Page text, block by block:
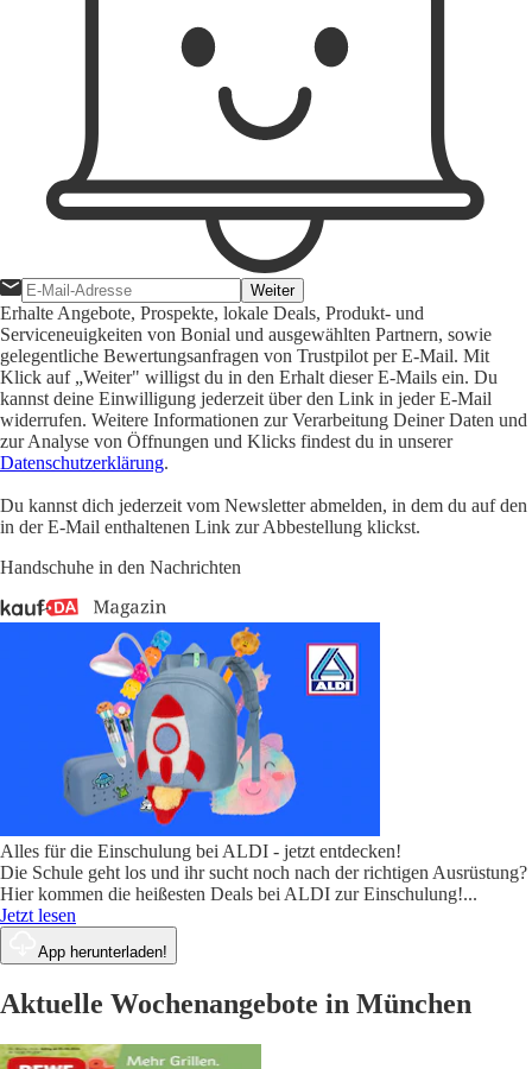
Weiter
Erhalte Angebote, Prospekte, lokale Deals, Produkt- und
Serviceneuigkeiten von Bonial und ausgewählten Partnern, sowie
gelegentliche Bewertungsanfragen von Trustpilot per E-Mail. Mit
Klick auf „Weiter" willigst du in den Erhalt dieser E-Mails ein. Du
kannst deine Einwilligung jederzeit über den Link in jeder E-Mail
widerrufen. Weitere Informationen zur Verarbeitung Deiner Daten und
zur Analyse von Öffnungen und Klicks findest du in unserer
Datenschutzerklärung.
Du kannst dich jederzeit vom Newsletter abmelden, in dem du auf den
in der E-Mail enthaltenen Link zur Abbestellung klickst.
Handschuhe in den Nachrichten
Alles für die Einschulung bei ALDI - jetzt entdecken!
Die Schule geht los und ihr sucht noch nach der richtigen Ausrüstung?
Hier kommen die heißesten Deals bei ALDI zur Einschulung!...
Jetzt lesen
App herunterladen!
Aktuelle Wochenangebote in München